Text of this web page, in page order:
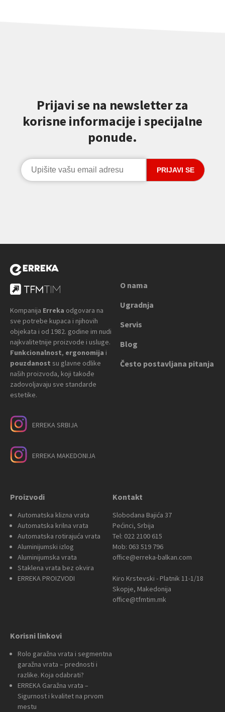
Prijavi se na newsletter za
korisne informacije i specijalne
ponude.
Kompanija Erreka odgovara na
sve potrebe kupaca i njihovih
objekata i od 1982. godine im nudi
najkvalitetnije proizvode i usluge.
Funkcionalnost, ergonomija i
pouzdanost su glavne odlike
naših proizvoda, koji takođe
zadovoljavaju sve standarde
estetike.
ERREKA SRBIJA
ERREKA MAKEDONIJA
O nama
Ugradnja
Servis
Blog
Često postavljana pitanja
Proizvodi
Automatska klizna vrata
Automatska krilna vrata
Automatska rotirajuća vrata
Aluminijumski izlog
Aluminijumska vrata
Staklena vrata bez okvira
ERREKA PROIZVODI
Kontakt
Slobodana Bajića 37
Pećinci, Srbija
Tel: 022 2100 615
Mob: 063 519 796
office@erreka-balkan.com
Kiro Krstevski - Platnik 11-1/18
Skopje, Makedonija
office@tfmtim.mk
Korisni linkovi
Rolo garažna vrata i segmentna
garažna vrata – prednosti i
razlike. Koja odabrati?
ERREKA Garažna vrata –
Sigurnost i kvalitet na prvom
mestu